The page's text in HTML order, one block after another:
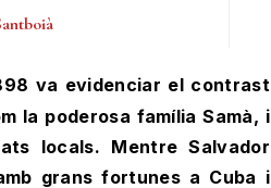
la poderosa família Samà, i
locals. Mentre Salvador
grans fortunes a Cuba i